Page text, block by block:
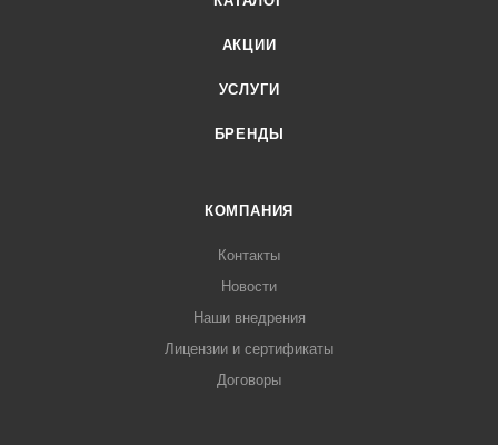
АКЦИИ
УСЛУГИ
БРЕНДЫ
КОМПАНИЯ
Контакты
Новости
Наши внедрения
Лицензии и сертификаты
Договоры